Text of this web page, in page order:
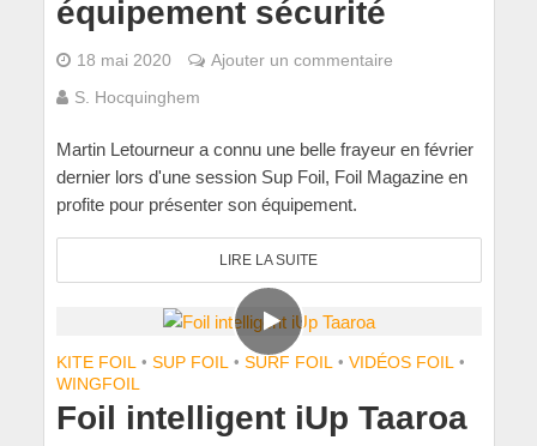
équipement sécurité
18 mai 2020
Ajouter un commentaire
S. Hocquinghem
Martin Letourneur a connu une belle frayeur en février
dernier lors d'une session Sup Foil, Foil Magazine en
profite pour présenter son équipement.
LIRE LA SUITE
KITE FOIL • SUP FOIL • SURF FOIL • VIDÉOS FOIL •
WINGFOIL
Foil intelligent iUp Taaroa